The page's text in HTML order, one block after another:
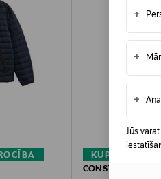
+
+
+
Jūs
KUPONA
CONSTRUE